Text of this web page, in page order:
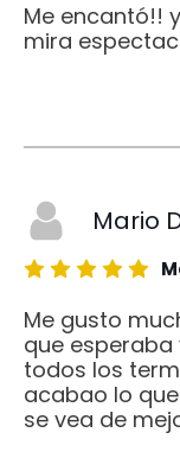
Me encantó!!
mira
Mario
Me gusto
que esperaba
todos los
acabao lo
se vea de